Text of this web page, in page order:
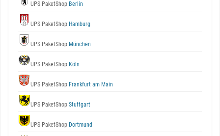
UPS PaketShop Berlin
UPS PaketShop Hamburg
UPS PaketShop München
UPS PaketShop Köln
UPS PaketShop Frankfurt am Main
UPS PaketShop Stuttgart
UPS PaketShop Dortmund